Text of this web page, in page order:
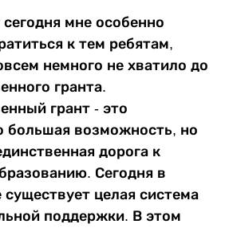
мне особенно
к тем ребятам,
немного не хватило до
гранта.
грант - это
большая возможность, но
дорога к
Сегодня в
существует целая система
поддержки. В этом